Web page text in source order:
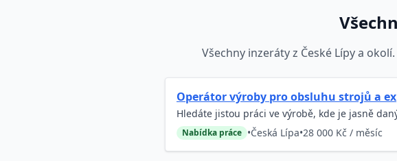
Všechny inzeráty z České Lípy a
Operátor výroby pro obsluhu strojů a
Hledáte jistou práci ve výrobě, kde je jasně
Nabídka práce •Česká Lípa•28 000 Kč / měsíc